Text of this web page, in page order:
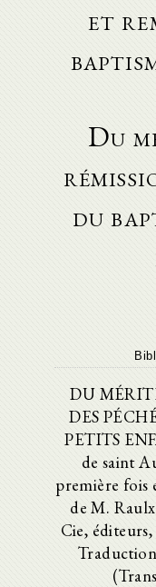
et
Du
du
DU
DES
PETITS
de saint
première fois
de M.
Cie,